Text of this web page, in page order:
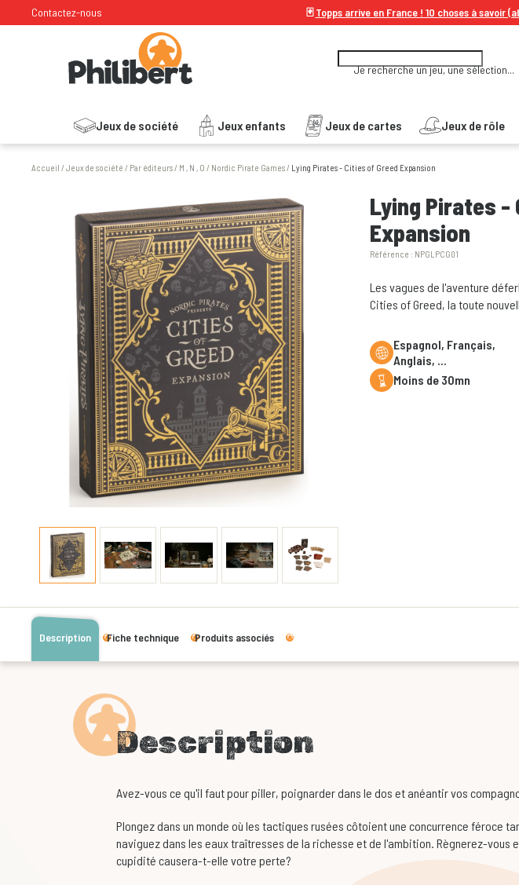
Contactez-nous 🃏Topps arrive en France ! 10 choses à savoir
Je recherche un jeu, une sélection...
Jeux de société Jeux enfants Jeux de cartes Jeux de rôle
Accueil /Jeux de société / Par éditeurs/ M , N , O / Nordic Pirate Games/ Lying Pirates - Cities of Greed Expansion
Lying Pirates -
Expansion
Référence : NPGLPCG01
Les vagues de l'aventure
Cities of Greed, la toute
Espagnol, Français,
Anglais, ...
moins de 30mn
Description Fiche technique Produits associés
Description
Avez-vous ce qu'il faut pour piller, poignarder dans le dos et anéantir vos
Plongez dans un monde où les tactiques rusées côtoient une concurrence féroce
naviguez dans les eaux traîtresses de la richesse et de l'ambition. Règnerez-vous
cupidité causera-t-elle votre perte?